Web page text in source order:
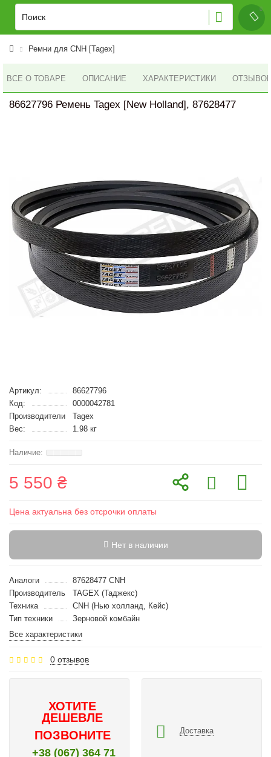
Ремни для CNH [Tagex]
ВСЕ О ТОВАРЕ ОПИСАНИЕ ХАРАКТЕРИСТИКИ ОТЗЫВОВ
86627796 Ремень Tagex [New Holland], 87628477
Артикул:
86627796
Код:
0000042781
Производители
Tagex
Вес:
1.98 кг
5 550 ₴
Цена актуальна без отсрочки оплаты
Нет в наличии
Аналоги
87628477 CNH
Производитель
TAGEX (Таджекс)
Техника
CNH (Нью холланд, Кейс)
Тип техники
Зерновой комбайн
Все характеристики
0 отзывов
ХОТИТЕ
ДЕШЕВЛЕ
ПОЗВОНИТЕ
+38 (067) 364 71
Доставка